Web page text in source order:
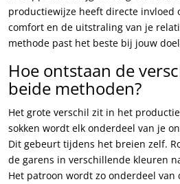
productiewijze heeft directe invloed
comfort en de uitstraling van je
methode past het beste bij jouw
Hoe ontstaan de
beide methoden?
Het grote verschil zit in het
sokken wordt elk onderdeel van je
Dit gebeurt tijdens het breien zelf.
de garens in verschillende kleuren
Het patroon wordt zo onderdeel van